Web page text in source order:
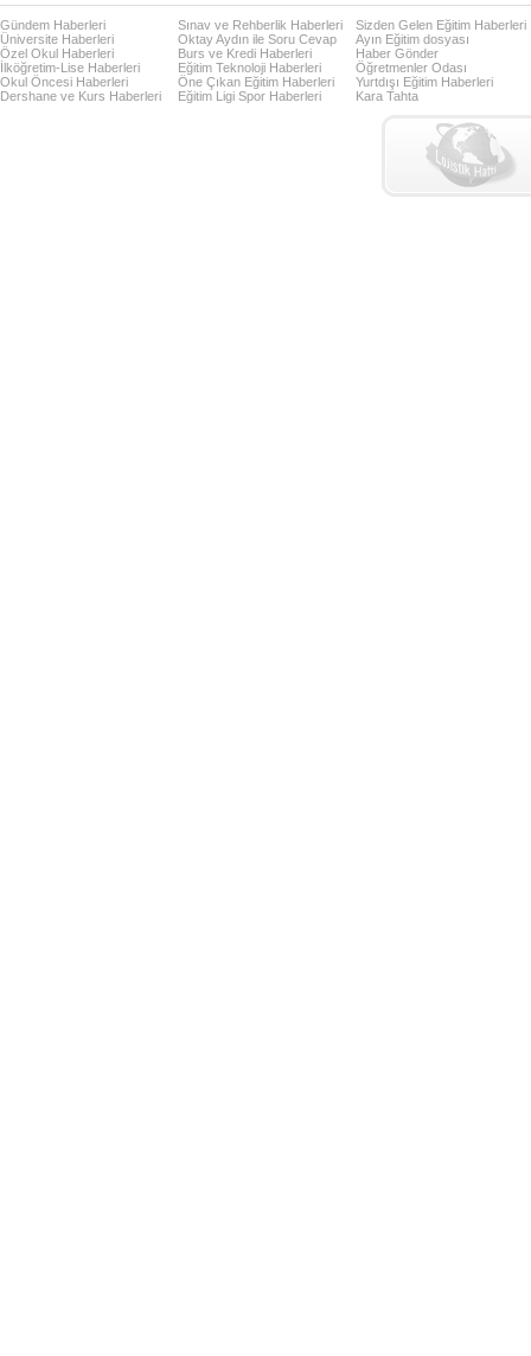
Gündem Haberleri
Üniversite Haberleri
Özel Okul Haberleri
İlköğretim-Lise Haberleri
Okul Öncesi Haberleri
Dershane ve Kurs Haberleri
Sınav ve Rehberlik Haberleri
Oktay Aydın ile Soru Cevap
Burs ve Kredi Haberleri
Eğitim Teknoloji Haberleri
Öne Çıkan Eğitim Haberleri
Eğitim Ligi Spor Haberleri
Sizden Gelen Eğitim Haberleri
Ayın Eğitim dosyası
Haber Gönder
Öğretmenler Odası
Yurtdışı Eğitim Haberleri
Kara Tahta